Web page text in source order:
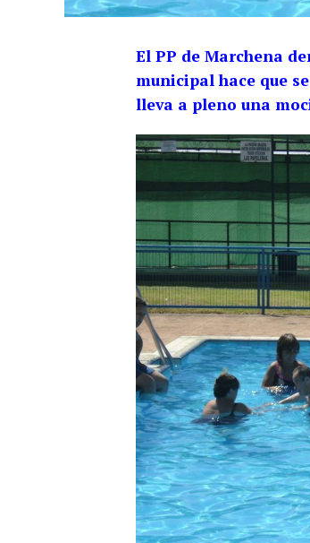
El PP de Marchena
municipal hace que
lleva a pleno una